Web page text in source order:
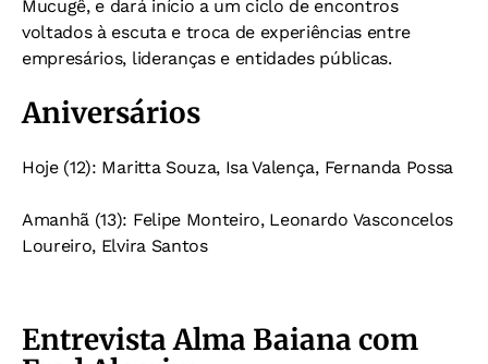
Mucugê, e dará início a um ciclo de encontros
voltados à escuta e troca de experiências entre
empresários, lideranças e entidades públicas.
Aniversários
Hoje (12): Maritta Souza, Isa Valença, Fernanda Possa
Amanhã (13): Felipe Monteiro, Leonardo Vasconcelos
Loureiro, Elvira Santos
Entrevista Alma Baiana com